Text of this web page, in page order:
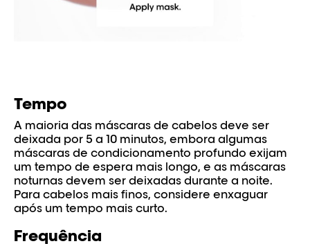
Tempo
A maioria das máscaras de cabelos deve ser
deixada por 5 a 10 minutos, embora algumas
máscaras de condicionamento profundo exijam
um tempo de espera mais longo, e as máscaras
noturnas devem ser deixadas durante a noite.
Para cabelos mais finos, considere enxaguar
após um tempo mais curto.
Frequência